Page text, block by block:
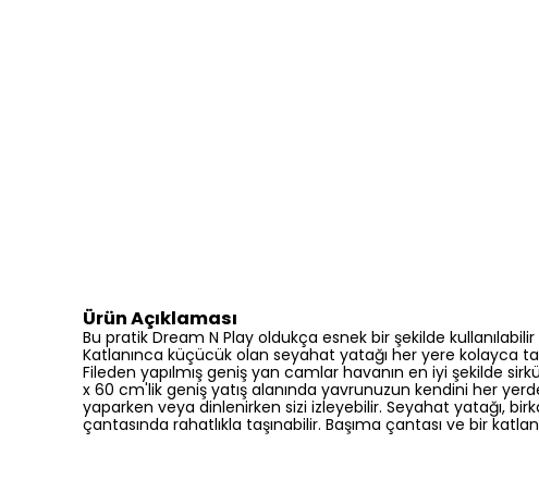
Ürün Açıklaması
Bu pratik Dream N Play oldukça esnek bir şekilde
Katlanınca küçücük olan seyahat yatağı her yere kolayca
Fileden yapılmış geniş yan camlar havanın en iyi şekilde
x 60 cm'lik geniş yatış alanında yavrunuzun kendini her
yaparken veya dinlenirken sizi izleyebilir. Seyahat yatağı,
çantasında rahatlıkla taşınabilir. Başıma çantası ve bir